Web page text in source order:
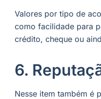
Valores por tipo de
como facilidade para
crédito, cheque ou
6.
Nesse item também é